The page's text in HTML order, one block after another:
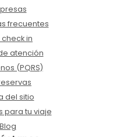
frecuentes
in
atención
(PQRS)
del sitio
para tu viaje
Blog